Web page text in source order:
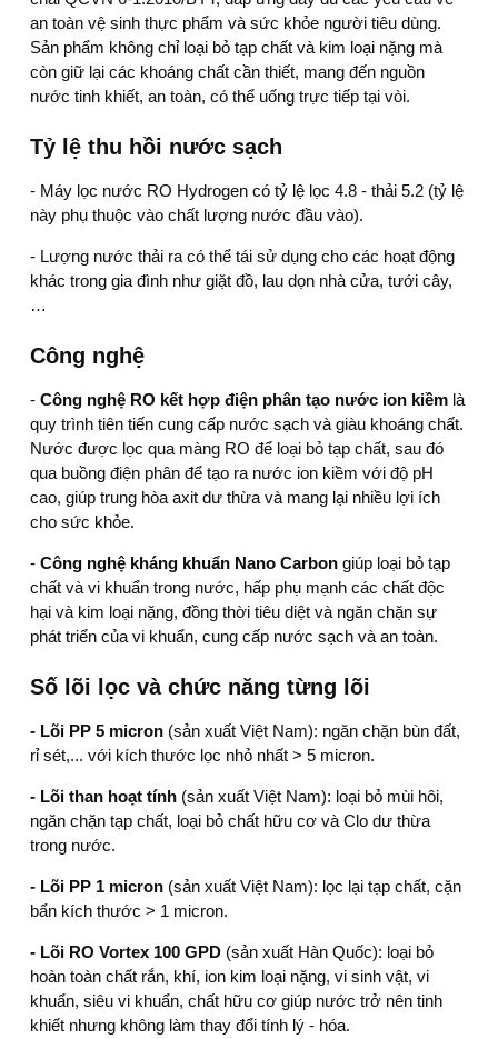
an toàn vệ sinh thực phẩm và sức khỏe người tiêu dùng.
Sản phẩm không chỉ loại bỏ tạp chất và kim loại nặng mà
còn giữ lại các khoáng chất cần thiết, mang đến nguồn
nước tinh khiết, an toàn, có thể uống trực tiếp tại vòi.
Tỷ lệ thu hồi nước sạch
- Máy lọc nước RO Hydrogen có tỷ lệ lọc 4.8 - thải 5.2 (tỷ lệ
này phụ thuộc vào chất lượng nước đầu vào).
- Lượng nước thải ra có thể tái sử dụng cho các hoạt động
khác trong gia đình như giặt đồ, lau dọn nhà cửa, tưới cây,
…
Công nghệ
- Công nghệ RO kết hợp điện phân tạo nước ion kiềm là
quy trình tiên tiến cung cấp nước sạch và giàu khoáng chất.
Nước được lọc qua màng RO để loại bỏ tạp chất, sau đó
qua buồng điện phân để tạo ra nước ion kiềm với độ pH
cao, giúp trung hòa axit dư thừa và mang lại nhiều lợi ích
cho sức khỏe.
- Công nghệ kháng khuẩn Nano Carbon giúp loại bỏ tạp
chất và vi khuẩn trong nước, hấp phụ mạnh các chất độc
hại và kim loại nặng, đồng thời tiêu diệt và ngăn chặn sự
phát triển của vi khuẩn, cung cấp nước sạch và an toàn.
Số lõi lọc và chức năng từng lõi
- Lõi PP 5 micron (sản xuất Việt Nam): ngăn chặn bùn đất,
rỉ sét,... với kích thước lọc nhỏ nhất > 5 micron.
- Lõi than hoạt tính (sản xuất Việt Nam): loại bỏ mùi hôi,
ngăn chặn tạp chất, loại bỏ chất hữu cơ và Clo dư thừa
trong nước.
- Lõi PP 1 micron (sản xuất Việt Nam): lọc lại tạp chất, cặn
bẩn kích thước > 1 micron.
- Lõi RO Vortex 100 GPD (sản xuất Hàn Quốc): loại bỏ
hoàn toàn chất rắn, khí, ion kim loại nặng, vi sinh vật, vi
khuẩn, siêu vi khuẩn, chất hữu cơ giúp nước trở nên tinh
khiết nhưng không làm thay đổi tính lý - hóa.